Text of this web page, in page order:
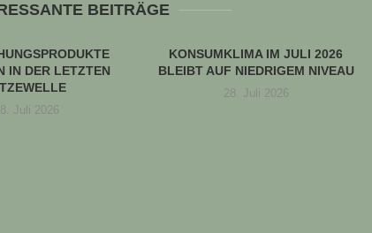
BEITRÄGE
IN DER LETZTEN
Juli 2026
KONSUMKLIMA IM JULI 2026
BLEIBT AUF NIEDRIGEM NIVEAU
28. Juli 2026